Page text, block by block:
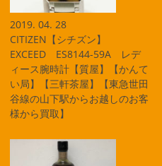
2019. 04. 28
CITIZEN【シチズン】
EXCEED ES8144-59A レデ
ィース腕時計【質屋】【かんて
い局】【三軒茶屋】【東急世田
谷線の山下駅からお越しのお客
様から買取】